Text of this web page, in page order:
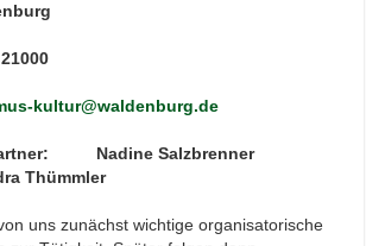
kultur@waldenburg.de
Nadine Salzbrenner
Thümmler
uns zunächst wichtige organisatorische